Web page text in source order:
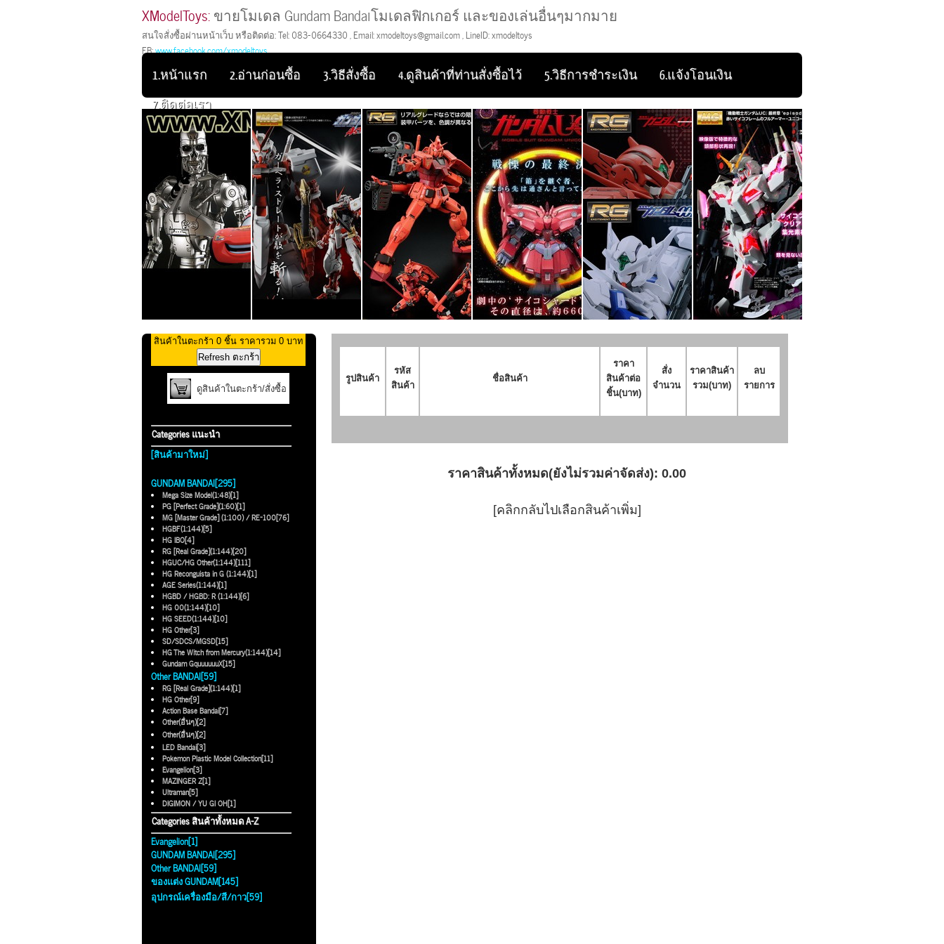
XModelToys: ขายโมเดล Gundam Bandaiโมเดลฟิกเกอร์ และของเล่นอื่นๆมากมาย
สนใจสั่งซื้อผ่านหน้าเว็บ หรือติดต่อ: Tel: 083-0664330 , Email: xmodeltoys@gmail.com , LineID: xmodeltoys
FB:www.facebook.com/xmodeltoys
1.หน้าแรก 2.อ่านก่อนซื้อ 3.วิธีสั่งซื้อ 4.ดูสินค้าที่ท่านสั่งซื้อไว้ 5.วิธีการชำระเงิน
6.แจ้งโอนเงิน
7.ติดต่อเรา
สินค้าในตะกร้า 0 ชิ้น ราคารวม 0 บาท
ดูสินค้าในตะกร้า/สั่งซื้อ
Categories แนะนำ
[สินค้ามาใหม่]
GUNDAM BANDAI[295]
Mega Size Model(1:48)[1]
PG [Perfect Grade](1:60)[1]
MG [Master Grade] (1:100) / RE-100[76]
HGBF(1:144)[5]
HG IBO[4]
RG [Real Grade](1:144)[20]
HGUC/HG Other(1:144)[111]
HG Reconguista in G (1:144)[1]
AGE Series(1:144)[1]
HGBD / HGBD: R (1:144)[6]
HG 00(1:144)[10]
HG SEED(1:144)[10]
HG Other[3]
SD/SDCS/MGSD[15]
HG The Witch from Mercury(1:144)[14]
Gundam GquuuuuuX[15]
Other BANDAI[59]
RG [Real Grade](1:144)[1]
HG Other[9]
Action Base Bandai[7]
Other(อื่นๆ)[2]
Other(อื่นๆ)[2]
LED Bandai[3]
Pokemon Plastic Model Collection[11]
Evangelion[3]
MAZINGER Z[1]
Ultraman[5]
DIGIMON / YU GI OH[1]
Categories สินค้าทั้งหมด A-Z
Evangelion[1]
GUNDAM BANDAI[295]
Other BANDAI[59]
ของแต่ง GUNDAM[145]
อุปกรณ์เครื่องมือ/สี/กาว[59]
รูปสินค้า
รหัส
สินค้า
ชื่อสินค้า
ราคา
สินค้าต่อ
ชิ้น(บาท)
สั่ง
จำนวน
ราคาสินค้า
รวม(บาท)
ลบ
รายการ
ราคาสินค้าทั้งหมด(ยังไม่รวมค่าจัดส่ง): 0.00
[คลิกกลับไปเลือกสินค้าเพิ่ม]